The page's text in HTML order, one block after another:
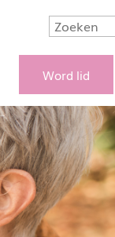
Word lid